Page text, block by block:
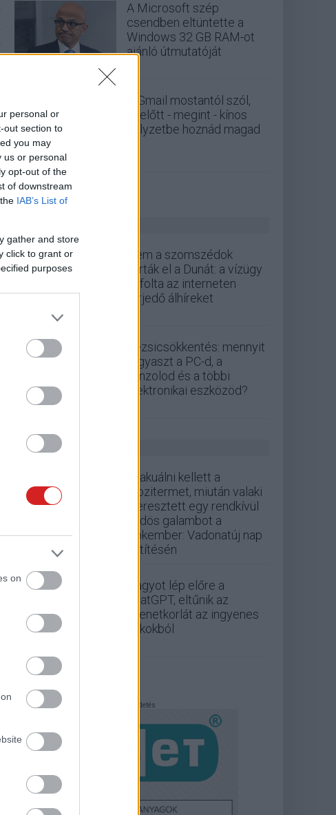
personal or
out section to
you may
us or personal
opt-out of the
of downstream
IAB’s List of
gather and store
click to grant or
purposes
on
A Microsoft szép
csendben eltüntette a
Windows 32 GB RAM-ot
ajánló útmutatóját
A Gmail mostantól szól,
mielőtt - megint - kínos
helyzetbe hoznád magad
Nem a szomszédok
zárták el a Dunát: a vízügy
cáfolta az interneten
terjedő álhíreket
Rezsicsökkentés: mennyit
fogyaszt a PC-d, a
konzolod és a többi
elektronikai eszközöd?
GS HÍREK
Evakuálni kellett a
mozitermet, miután valaki
eleresztett egy rendkívül
büdös galambot a
Pókember: Vadonatúj nap
vetítésén
Nagyot lép előre a
ChatGPT, eltűnik az
üzenetkorlát az ingyenes
fiókokból
Hirdetés